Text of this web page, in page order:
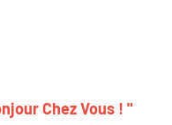
Chez Vous ! "